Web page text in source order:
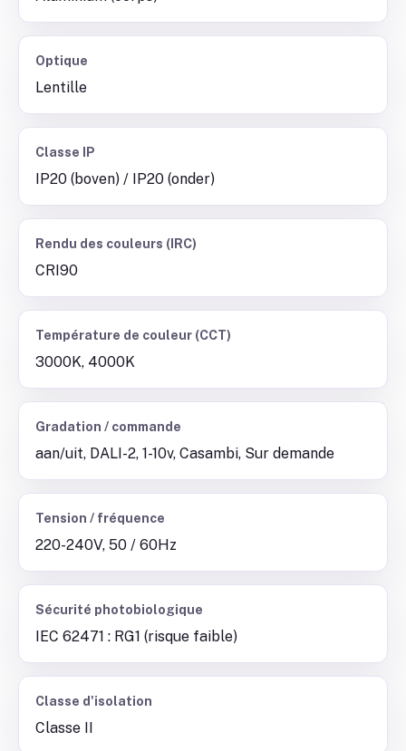
Optique
Lentille
Classe IP
IP20 (boven) / IP20 (onder)
Rendu des couleurs (IRC)
CRI90
Température de couleur (CCT)
3000K, 4000K
Gradation / commande
aan/uit, DALI-2, 1-10v, Casambi, Sur demande
Tension / fréquence
220-240V, 50 / 60Hz
Sécurité photobiologique
IEC 62471 : RG1 (risque faible)
Classe d'isolation
Classe II